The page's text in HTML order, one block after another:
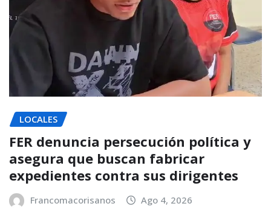
LOCALES
FER denuncia persecución política y
asegura que buscan fabricar
expedientes contra sus dirigentes
Francomacorisanos Ago 4, 2026